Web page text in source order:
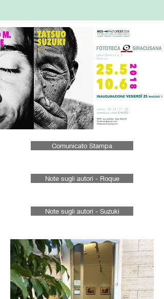
Comunicato Stampa
Note sugli autori - Roque
Note sugli autori - Suzuki